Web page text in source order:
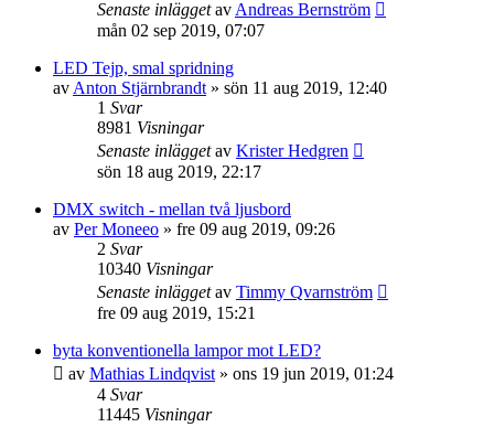
Senaste inläggetav Andreas Bernström
mån 02 sep 2019, 07:07
LED Tejp, smal spridning
av Anton Stjärnbrandt » sön 11 aug 2019, 12:40
1 Svar
8981 Visningar
Senaste inläggetav Krister Hedgren
sön 18 aug 2019, 22:17
DMX switch - mellan två ljusbord
av Per Moneeo » fre 09 aug 2019, 09:26
2 Svar
10340 Visningar
Senaste inläggetav Timmy Qvarnström
fre 09 aug 2019, 15:21
byta konventionella lampor mot LED?
av Mathias Lindqvist » ons 19 jun 2019, 01:24
4 Svar
11445 Visningar